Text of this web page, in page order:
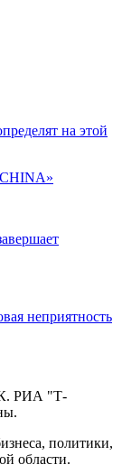
на этой
неприятность
РИА "Т-
политики,
области.